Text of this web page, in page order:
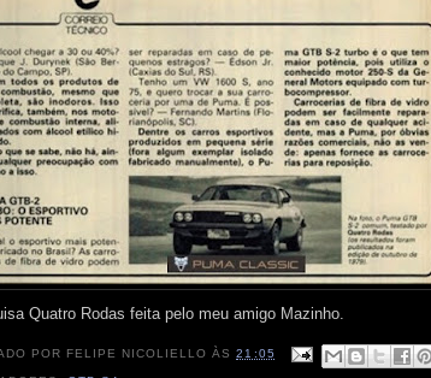
Quatro Rodas feita pelo meu amigo Mazinho.
POR FELIPE NICOLIELLO ÀS21:05